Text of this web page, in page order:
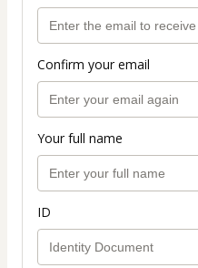
Confirm your email
Your full name
ID